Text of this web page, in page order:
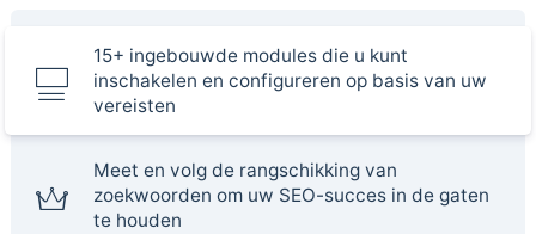
15+ ingebouwde modules die u kunt
inschakelen en configureren op basis van uw
vereisten
Meet en volg de rangschikking van
zoekwoorden om uw SEO-succes in de gaten
te houden